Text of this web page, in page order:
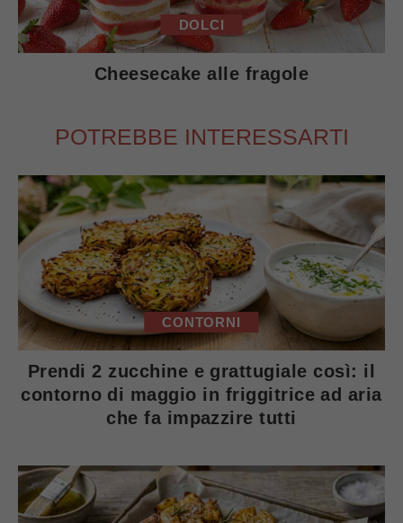
DOLCI
Cheesecake alle fragole
POTREBBE INTERESSARTI
CONTORNI
Prendi 2 zucchine e grattugiale così: il
contorno di maggio in friggitrice ad aria
che fa impazzire tutti